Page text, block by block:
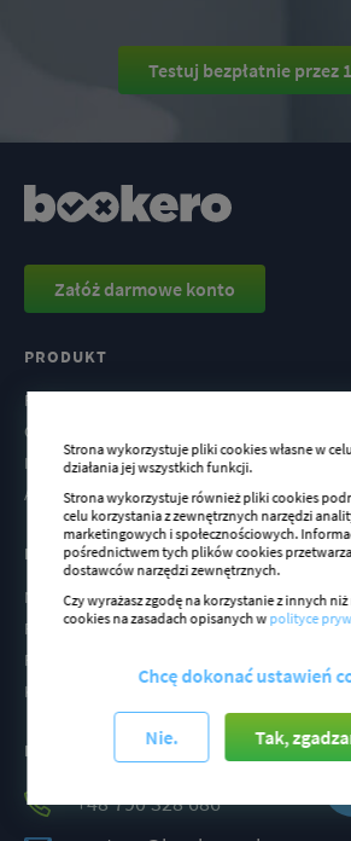
Testuj bezpłatnie przez
Załóż darmowe konto
PRODUKT
Funkcje
Cennik
Integracja
Aktualności
INFORMACJE
Najczęściej zadawane pytania
Polityka prywatności
Regulamin
Kontakt
INFOLINIA
+48 790 328 686
Strona wykorzystuje pliki cookies własne w
działania jej wszystkich funkcji.
Strona wykorzystuje również pliki cookies
celu korzystania z zewnętrznych narzędzi
marketingowych i społecznościowych.
pośrednictwem tych plików cookies
dostawców narzędzi zewnętrznych.
Czy wyrażasz zgodę na korzystanie z innych
cookies na zasadach opisanych w polityce
Chcę dokonać ustawień
Nie. Tak,